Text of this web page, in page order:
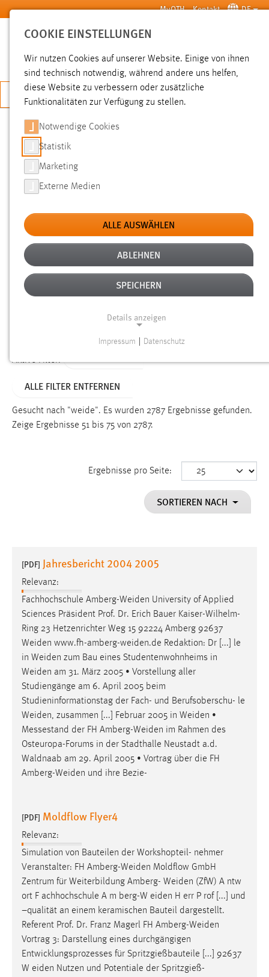
Zum Hauptinhalt springen MyOTH Kontakt DE
SUCHE
JETZT BEWERBEN
SUCHE
FILTER
Typ
Erstellungsdatum
Alter
Aktive Filter:
ALLE FILTER ENTFERNEN
Gesucht nach "weide". Es wurden 2787 Ergebnisse gefunden.
Zeige Ergebnisse 51 bis 75 von 2787.
Ergebnisse pro Seite:
SORTIEREN NACH
[PDF] Jahresbericht 2004 2005
Relevanz:
Fachhochschule Amberg-Weiden University of Applied
Sciences Präsident Prof. Dr. Erich Bauer Kaiser-Wilhelm-
Ring 23 Hetzenrichter Weg 15 92224 Amberg 92637
Weiden www.fh-amberg-weiden.de Redaktion: Dr [...] le
in Weiden zum Bau eines Studentenwohnheims in
Weiden am 31. März 2005 • Vorstellung aller
Studiengänge am 6. April 2005 beim
Studieninformationstag der Fach- und Berufsoberschu- le
Weiden, zusammen [...] Februar 2005 in Weiden •
Messestand der FH Amberg-Weiden im Rahmen des
Osteuropa-Forums in der Stadthalle Neustadt a.d.
Waldnaab am 29. April 2005 • Vortrag über die FH
Amberg-Weiden und ihre Bezie-
[PDF] Moldflow Flyer4
Relevanz:
Simulation von Bauteilen der Workshopteil- nehmer
Veranstalter: FH Amberg-Weiden Moldflow GmbH
Zentrum für Weiterbildung Amberg- Weiden (ZfW) A ntw
ort F achhochschule A m berg-W eiden H err P rof [...] und
–qualität an einem keramischen Bauteil dargestellt.
Referent Prof. Dr. Franz Magerl FH Amberg-Weiden
Vortrag 3: Darstellung eines durchgängigen
Entwicklungsprozesses für Spritzgießbauteile [...] 92637
W eiden Nutzen und Potentiale der Spritzgieß-
COOKIE EINSTELLUNGEN
Wir nutzen Cookies auf unserer Website. Einige von ihnen
sind technisch notwendig, während andere uns helfen,
diese Website zu verbessern oder zusätzliche
Funktionalitäten zur Verfügung zu stellen.
Notwendige Cookies
Statistik
Marketing
Externe Medien
ALLE AUSWÄHLEN
ABLEHNEN
SPEICHERN
Details anzeigen
Funktionen und sind für die einwandfreie Funktion der
Einverständnis
cookie_consent
Dieser Cookie speichert die ausgewählten Einverständnis-
Performance
Name:
Zweck:
Für performante Seitenauslieferung wird in diesem Cookie
gespeichert, ob man eingeloggt ist.
Sprachpräferenz
Name:
site-language-preference
Zweck:
Das Cookie speichert die gewählte Sprache der Website.
30 Tage
Chat
Name:
MibewSessionID, MIBEW_UserID, mibew_locale, mibew-
chat-frame-style-5e9dbeb1811c0446
Zweck:
Wird benötigt um die Chatfunktion nutzen zu können.
Cookie Laufzeit:
MibewSessionID, mibew-chat-frame-style-
Impressum Datenschutz